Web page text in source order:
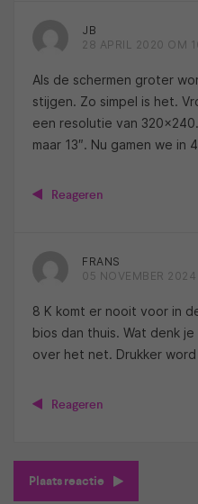
JB
28 APRIL 2020 OM
Als de schermen groter
stijgen. Zo simpel is het.
een resolutie van
maar 13″. Nu gamen we in
Reageren
FRANS
05 NOVEMBER
8 K komt er nooit voor in
bios dan thuis. Wat denk
over het net. Drukker
Reageren
Plaats reactie